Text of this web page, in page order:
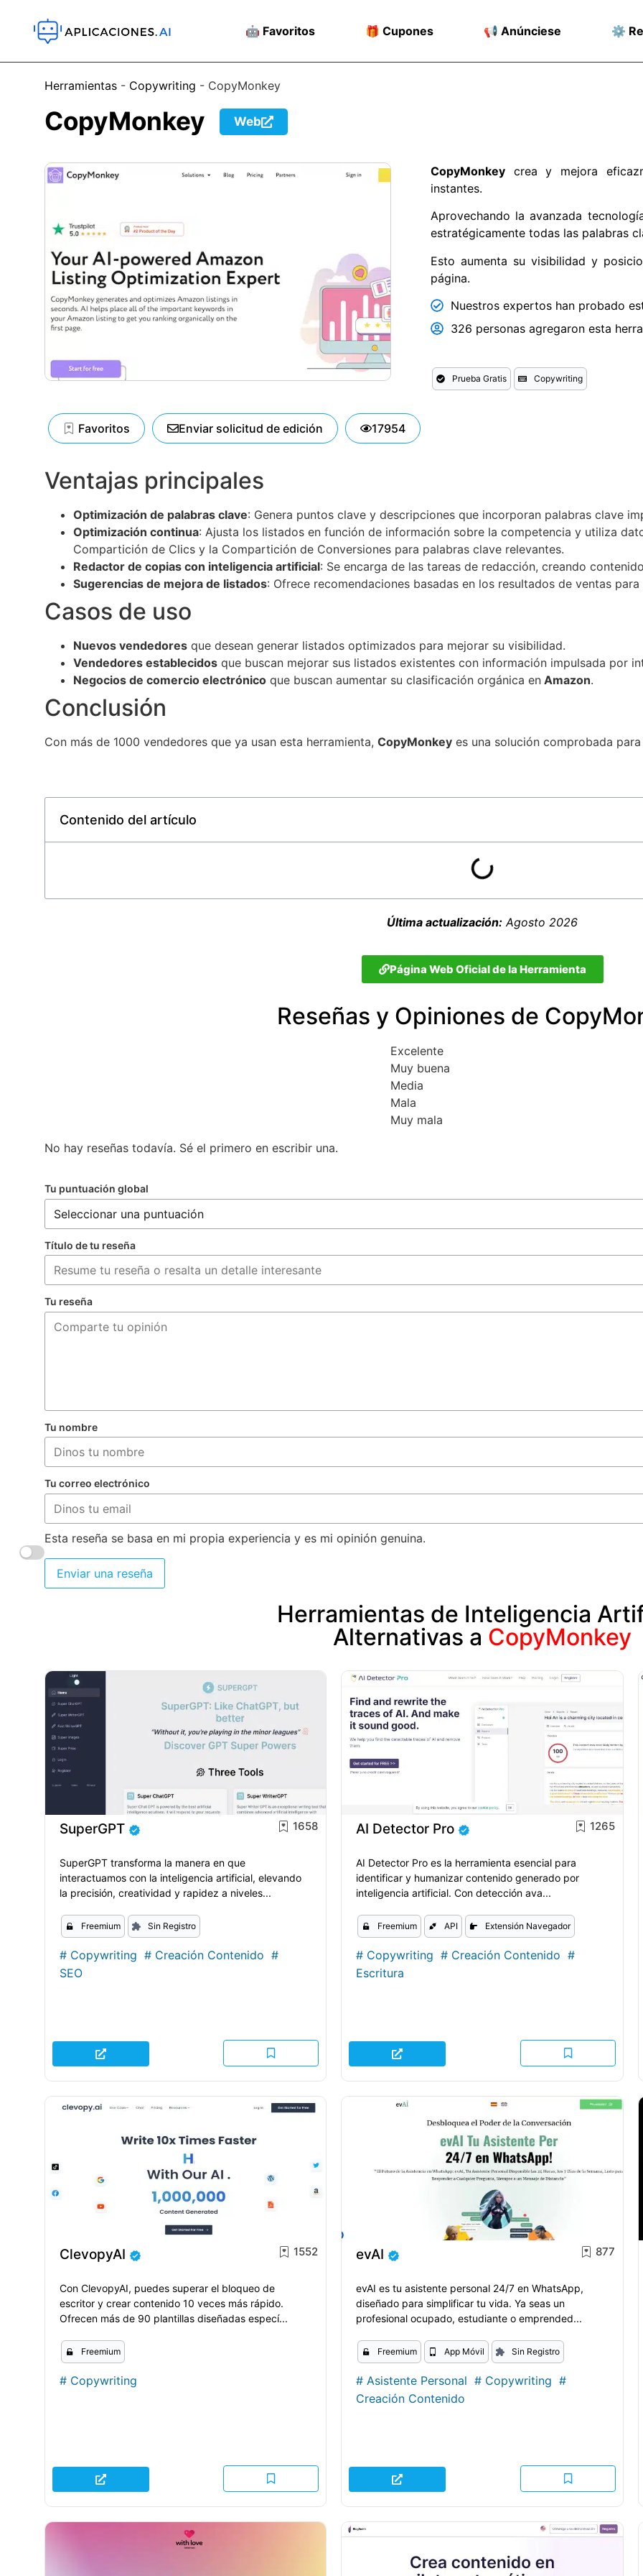
🤖 Favoritos 🎁 Cupones 📢 Anúnciese ⚙️
Herramientas - Copywriting - CopyMonkey
CopyMonkey Web
CopyMonkey crea y mejora
instantes.
Aprovechando la avanzada
estratégicamente todas las palabras
Esto aumenta su visibilidad y
página.
Nuestros expertos han probado
326 personas agregaron esta
Prueba Gratis Copywriting
Favoritos Enviar solicitud de edición 17954
Ventajas principales
Optimización de palabras clave: Genera puntos clave y descripciones que incorporan palabras clave
Optimización continua: Ajusta los listados en función de información sobre la competencia y utiliza
Compartición de Clics y la Compartición de Conversiones para palabras clave relevantes.
Redactor de copias con inteligencia artificial: Se encarga de las tareas de redacción, creando
Sugerencias de mejora de listados: Ofrece recomendaciones basadas en los resultados de ventas
Casos de uso
Nuevos vendedores que desean generar listados optimizados para mejorar su visibilidad.
Vendedores establecidos que buscan mejorar sus listados existentes con información impulsada por
Negocios de comercio electrónico que buscan aumentar su clasificación orgánica en Amazon.
Conclusión
Con más de 1000 vendedores que ya usan esta herramienta, CopyMonkey es una solución comprobada
Contenido del artículo
Última actualización: Agosto 2026
Página Web Oficial de la Herramienta
Reseñas y Opiniones de
Excelente
Muy buena
Media
Mala
Muy mala
No hay reseñas todavía. Sé el primero en escribir una.
Tu puntuación global
Título de tu reseña
Tu reseña
Tu nombre
Tu correo electrónico
Esta reseña se basa en mi propia experiencia y es mi opinión genuina.
Enviar una reseña
Herramientas de Inteligencia
Alternativas a CopyMonkey
SuperGPT 1658
SuperGPT transforma la manera en que
interactuamos con la inteligencia artificial, elevando
la precisión, creatividad y rapidez a niveles...
Freemium Sin Registro
# Copywriting # Creación Contenido #
SEO
AI Detector Pro 1265
AI Detector Pro es la herramienta esencial para
identificar y humanizar contenido generado por
inteligencia artificial. Con detección ava...
Freemium API Extensión Navegador
# Copywriting # Creación Contenido #
Escritura
ClevopyAI 1552
Con ClevopyAI, puedes superar el bloqueo de
escritor y crear contenido 10 veces más rápido.
Ofrecen más de 90 plantillas diseñadas especí...
Freemium
# Copywriting
evAI 877
evAI es tu asistente personal 24/7 en WhatsApp,
diseñado para simplificar tu vida. Ya seas un
profesional ocupado, estudiante o emprended...
Freemium App Móvil Sin Registro
# Asistente Personal # Copywriting #
Creación Contenido